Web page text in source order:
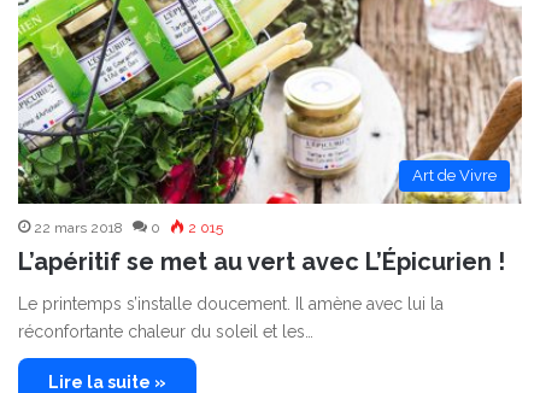
Art de Vivre
22 mars 2018 0 2 015
L’apéritif se met au vert avec L’Épicurien !
Le printemps s’installe doucement. Il amène avec lui la
réconfortante chaleur du soleil et les…
Lire la suite »